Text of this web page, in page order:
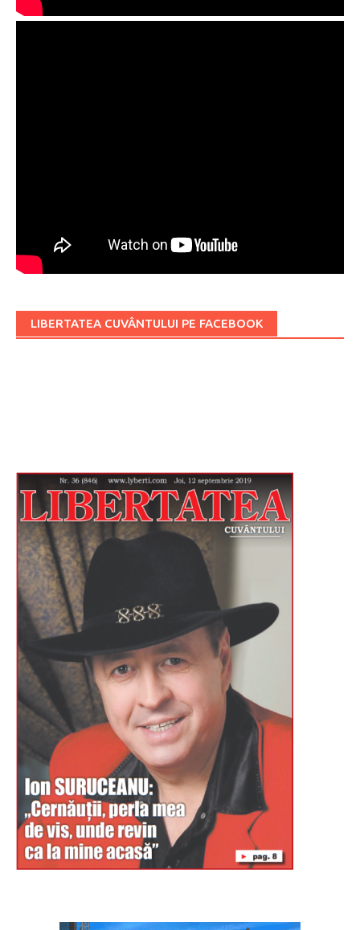
LIBERTATEA CUVÂNTULUI PE FACEBOOK